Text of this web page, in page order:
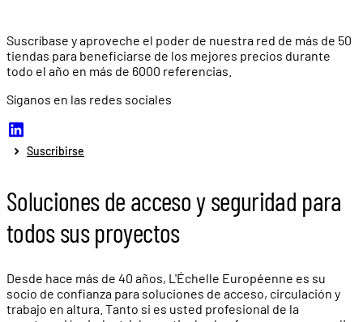
Suscríbase y aproveche el poder de nuestra red de más de 50
tiendas para beneficiarse de los mejores precios durante
todo el año en más de 6000 referencias.
Síganos en las redes sociales
Suscribirse
Soluciones de acceso y seguridad para
todos sus proyectos
Desde hace más de 40 años, L'Échelle Européenne es su
socio de confianza para soluciones de acceso, circulación y
trabajo en altura. Tanto si es usted profesional de la